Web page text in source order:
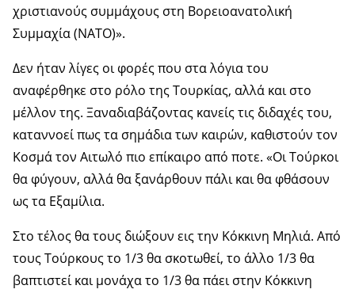
χριστιανούς συμμάχους στη Βορειοανατολική
Συμμαχία (ΝΑΤΟ)».
Δεν ήταν λίγες οι φορές που στα λόγια του
αναφέρθηκε στο ρόλο της Τουρκίας, αλλά και στο
μέλλον της. Ξαναδιαβάζοντας κανείς τις διδαχές του,
καταννοεί πως τα σημάδια των καιρών, καθιστούν τον
Κοσμά τον Αιτωλό πιο επίκαιρο από ποτε. «Οι Τούρκοι
θα φύγουν, αλλά θα ξανάρθουν πάλι και θα φθάσουν
ως τα Εξαμίλια.
Στο τέλος θα τους διώξουν εις την Κόκκινη Μηλιά. Από
τους Τούρκους το 1/3 θα σκοτωθεί, το άλλο 1/3 θα
βαπτιστεί και μονάχα το 1/3 θα πάει στην Κόκκινη